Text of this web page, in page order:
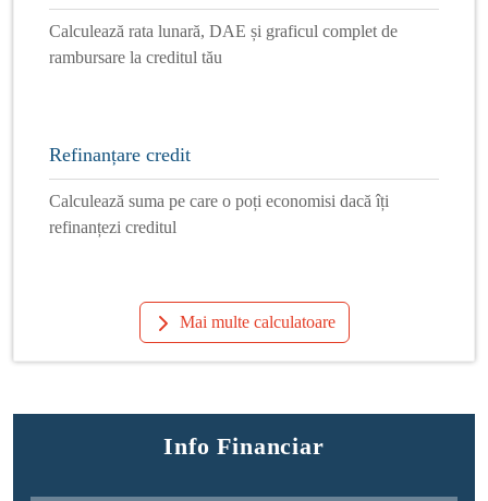
Calculează rata lunară, DAE și graficul complet de
rambursare la creditul tău
Refinanțare credit
Calculează suma pe care o poți economisi dacă îți
refinanțezi creditul
Mai multe calculatoare
Info Financiar